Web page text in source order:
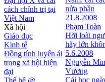
cách chính trị tại
Việt Nam
Xã hội
Giáo dục
Kinh tế
Đồng tính luyến ái
trong xã hội hiện
đại
Thế hệ @
nửa phần
21.8.2008
Phạm Toàn
Hỡi loài
hãy lớn
5.6.2008
Nguyễn
Vương
Cái học